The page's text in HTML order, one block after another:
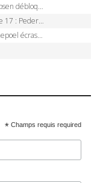
en danger pour le maillot vert
le maillot vert à Voiron ?
4e, Lipowitz abandonne
* Champs requis required